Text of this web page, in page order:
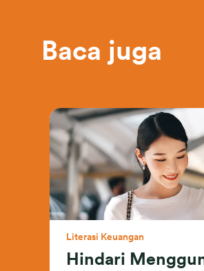
Baca juga
Literasi Keuangan
Hindari